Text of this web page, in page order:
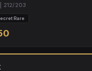
212/203
Rare